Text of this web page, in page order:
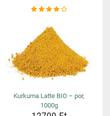
Kurkuma Latte BIO – por,
1000g